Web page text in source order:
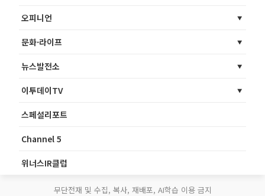
오피니언
문화·라이프
뉴스발전소
이투데이TV
스페셜리포트
Channel 5
위너스IR클럽
무단전재 및 수집, 복사, 재배포, AI학습 이용 금지